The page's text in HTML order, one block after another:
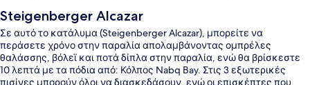
Steigenberger Alcazar
Σε αυτό το κατάλυμα (Steigenberger Alcazar), μπορείτε να
περάσετε χρόνο στην παραλία απολαμβάνοντας ομπρέλες
θαλάσσης, βόλεϊ και ποτά δίπλα στην παραλία, ενώ θα βρίσκεστε
10 λεπτά με τα πόδια από: Κόλπος Nabq Bay. Στις 3 εξωτερικές
πισίνες μπορούν όλοι να διασκεδάσουν, ενώ οι επισκέπτες που